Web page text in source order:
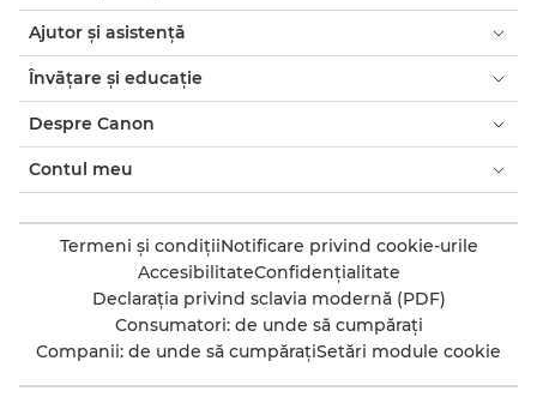
Ajutor şi asistenţă
Învăţare şi educaţie
Despre Canon
Contul meu
Termeni şi condiţiiNotificare privind cookie-urile
AccesibilitateConfidenţialitate
Declaraţia privind sclavia modernă (PDF)
Consumatori: de unde să cumpăraţi
Companii: de unde să cumpăraţiSetări module cookie